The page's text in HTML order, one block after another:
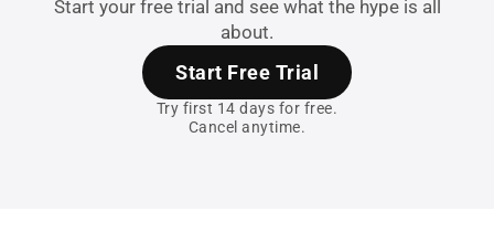
Start your free trial and see what the hype is all
about.
Start Free Trial
Try first 14 days for free.
Cancel anytime.